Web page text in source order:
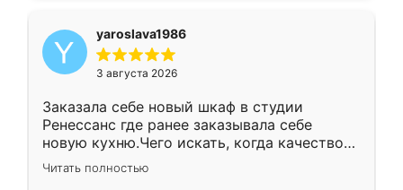
yaroslava1986
3 августа 2026
Заказала себе новый шкаф в студии
Ренессанс где ранее заказывала себе
новую кухню.Чего искать, когда качеством
вполне довольна. Служит кухня уже почти
два года, нареканий нет.
Читать полностью